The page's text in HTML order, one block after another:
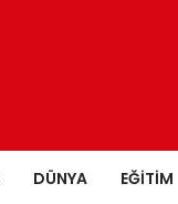
DÜNYA EĞITIM